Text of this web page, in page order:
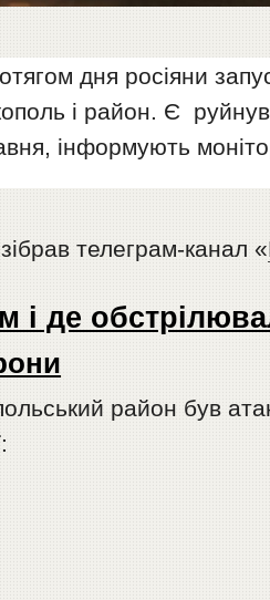
дня росіяни
і район. Є
інформують
телеграм-канал «
і де
район був